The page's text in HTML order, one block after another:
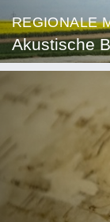
REGIONALE
Akustische